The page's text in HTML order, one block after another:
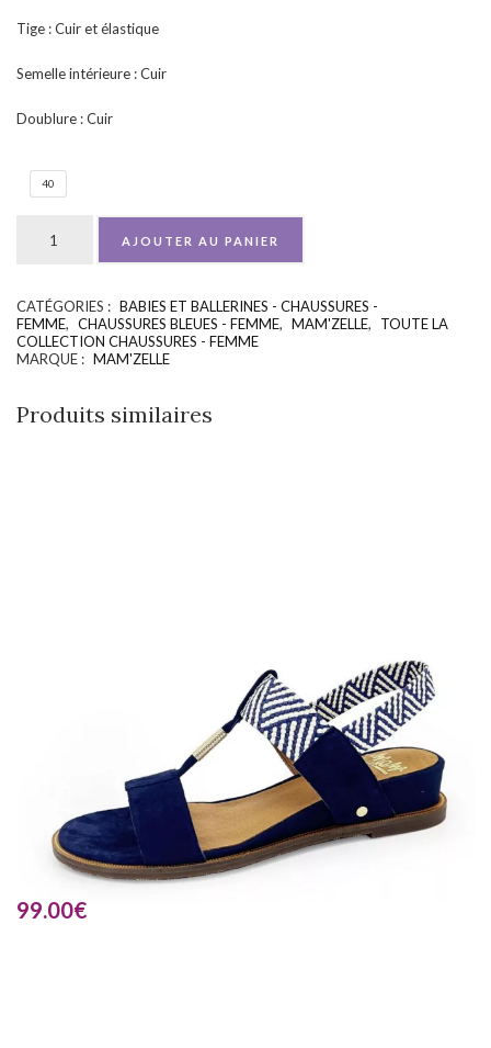
Tige : Cuir et élastique
Semelle intérieure : Cuir
Doublure : Cuir
40
AJOUTER AU PANIER
CATÉGORIES : BABIES ET BALLERINES - CHAUSSURES -
FEMME, CHAUSSURES BLEUES - FEMME, MAM'ZELLE,
TOUTE LA
COLLECTION CHAUSSURES - FEMME
MARQUE : MAM'ZELLE
Produits similaires
99.00€